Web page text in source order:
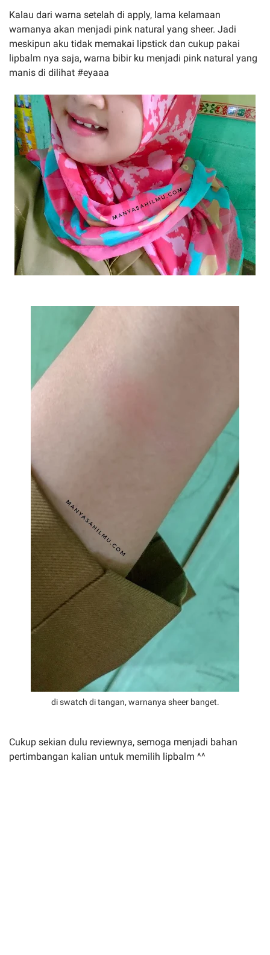
Kalau dari warna setelah di apply, lama kelamaan
warnanya akan menjadi pink natural yang sheer. Jadi
meskipun aku tidak memakai lipstick dan cukup pakai
lipbalm nya saja, warna bibir ku menjadi pink natural yang
manis di dilihat #eyaaa
di swatch di tangan, warnanya sheer banget.
Cukup sekian dulu reviewnya, semoga menjadi bahan
pertimbangan kalian untuk memilih lipbalm ^^